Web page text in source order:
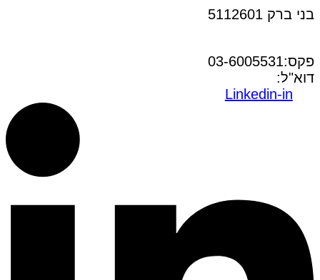
בני ברק 5112601
פקס:03-6005531
דוא"ל:
Linkedin-in